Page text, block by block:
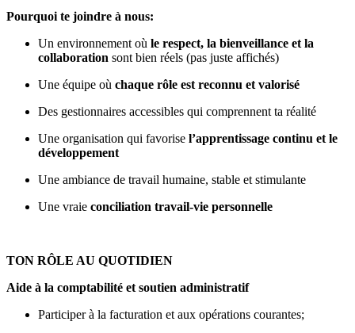
Pourquoi te joindre à nous:
Un environnement où le respect, la bienveillance et la
collaboration sont bien réels (pas juste affichés)
Une équipe où chaque rôle est reconnu et valorisé
Des gestionnaires accessibles qui comprennent ta réalité
Une organisation qui favorise l’apprentissage continu et le
développement
Une ambiance de travail humaine, stable et stimulante
Une vraie conciliation travail-vie personnelle
TON RÔLE AU QUOTIDIEN
Aide à la comptabilité et soutien administratif
Participer à la facturation et aux opérations courantes;